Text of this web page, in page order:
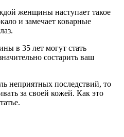
женщины наступает такое
и замечает коварные
в 35 лет могут стать
состарить ваш
неприятных последствий, то
за своей кожей. Как это